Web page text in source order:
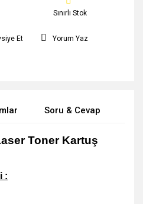
Sınırlı Stok
Et Yorum Yaz
Soru & Cevap
Toner Kartuş
: